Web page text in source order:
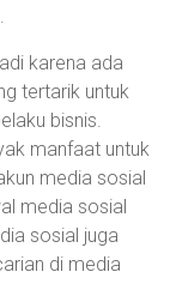
karena ada
tertarik untuk
bisnis.
manfaat untuk
media sosial
media sosial
sosial juga
di media